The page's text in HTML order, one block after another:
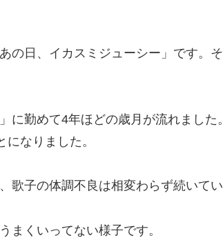
の日、イカスミジューシー」です。
に勤めて4年ほどの歳月が流れました
になりました。
歌子の体調不良は相変わらず続いてい
まくいってない様子です。